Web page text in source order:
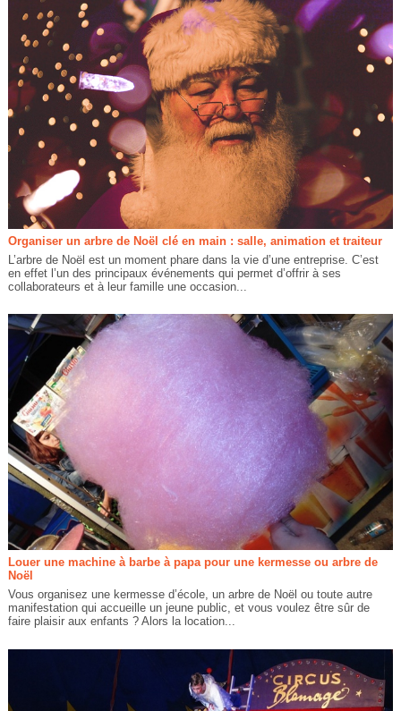
Organiser un arbre de Noël clé en main : salle, animation et traiteur
L’arbre de Noël est un moment phare dans la vie d’une entreprise. C’est
en effet l’un des principaux événements qui permet d’offrir à ses
collaborateurs et à leur famille une occasion...
Louer une machine à barbe à papa pour une kermesse ou arbre de
Noël
Vous organisez une kermesse d’école, un arbre de Noël ou toute autre
manifestation qui accueille un jeune public, et vous voulez être sûr de
faire plaisir aux enfants ? Alors la location...